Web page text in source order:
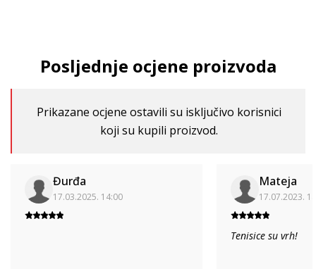
Posljednje ocjene proizvoda
Prikazane ocjene ostavili su isključivo korisnici
koji su kupili proizvod.
Đurđa
17.03.2025. 14:00
Mateja
17.07.2023.
Tenisice su vrh!